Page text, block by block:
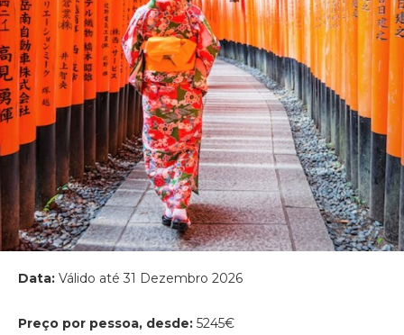
Data: Válido até 31 Dezembro 2026
Preço por pessoa, desde: 5245€